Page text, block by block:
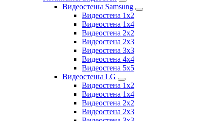
Видеостены Samsung
Видеостена 1x2
Видеостена 1x4
Видеостена 2x2
Видеостена 2х3
Видеостена 3x3
Видеостена 4x4
Видеостена 5x5
Видеостены LG
Видеостена 1x2
Видеостена 1x4
Видеостена 2x2
Видеостена 2x3